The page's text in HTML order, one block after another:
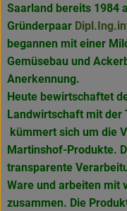
Saarland bereits 1984
Gründerpaar
begannen mit einer
Gemüsebau und
Anerkennung.
Heute bewirtschaftet
Landwirtschaft mit
kümmert sich um die
Martinshof-Produkte.
transparente
Ware und arbeiten mit
zusammen. Die